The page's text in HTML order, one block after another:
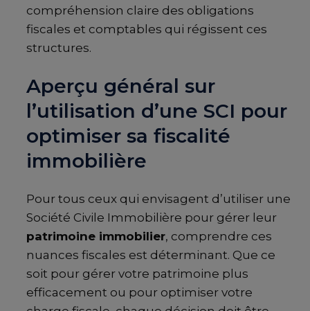
compréhension claire des obligations
fiscales et comptables qui régissent ces
structures.
Aperçu général sur
l’utilisation d’une SCI pour
optimiser sa fiscalité
immobilière
Pour tous ceux qui envisagent d’utiliser une
Société Civile Immobilière pour gérer leur
patrimoine immobilier, comprendre ces
nuances fiscales est déterminant. Que ce
soit pour gérer votre patrimoine plus
efficacement ou pour optimiser votre